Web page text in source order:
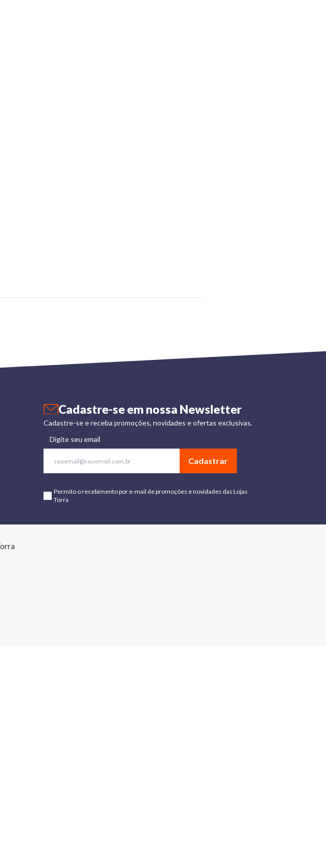
Cadastre-se em nossa Newsletter
Cadastre-se e receba promoções, novidades e ofertas exclusivas.
Digite seu email
Cadastrar
Permito o recebimento por e-mail de promoções e novidades das Lojas
Torra